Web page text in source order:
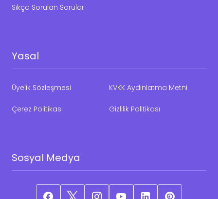
Sıkça Sorulan Sorular
Yasal
Üyelik Sözleşmesi KVKK Aydınlatma Metni
Çerez Politikası Gizlilik Politikası
Sosyal Medya